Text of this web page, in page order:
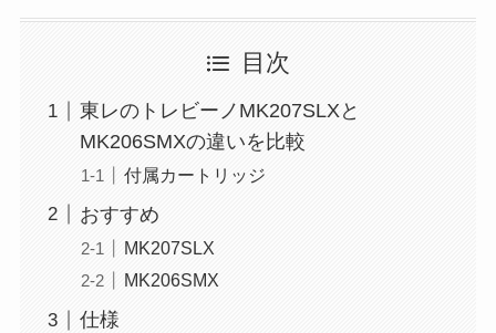
目次
東レのトレビーノMK207SLXと
MK206SMXの違いを比較
付属カートリッジ
おすすめ
MK207SLX
MK206SMX
仕様